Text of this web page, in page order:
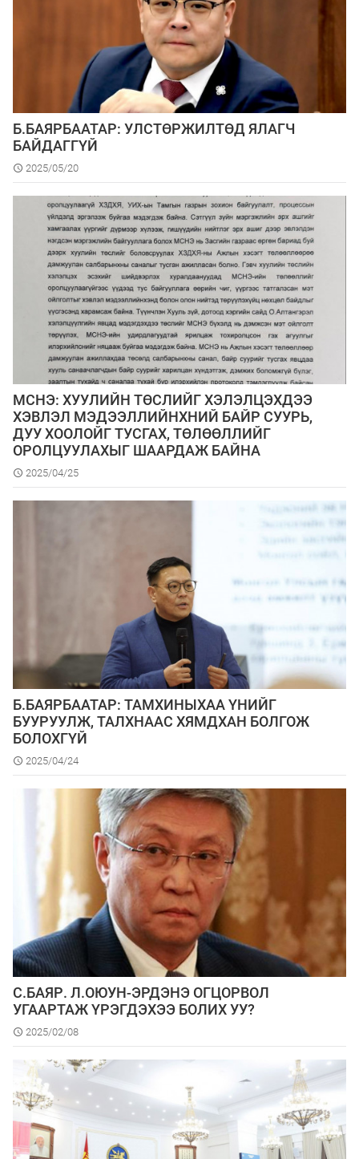
Б.БАЯРБААТАР: УЛСТӨРЖИЛТӨД ЯЛАГЧ
БАЙДАГГҮЙ
2025/05/20
МСНЭ: ХУУЛИЙН ТӨСЛИЙГ ХЭЛЭЛЦЭХДЭЭ
ХЭВЛЭЛ МЭДЭЭЛЛИЙНХНИЙ БАЙР СУУРЬ,
ДУУ ХООЛОЙГ ТУСГАХ, ТӨЛӨӨЛЛИЙГ
ОРОЛЦУУЛАХЫГ ШААРДАЖ БАЙНА
2025/04/25
Б.БАЯРБААТАР: ТАМХИНЫХАА ҮНИЙГ
БУУРУУЛЖ, ТАЛХНААС ХЯМДХАН БОЛГОЖ
БОЛОХГҮЙ
2025/04/24
С.БАЯР. Л.ОЮУН-ЭРДЭНЭ ОГЦОРВОЛ
УГААРТАЖ ҮРЭГДЭХЭЭ БОЛИХ УУ?
2025/02/08